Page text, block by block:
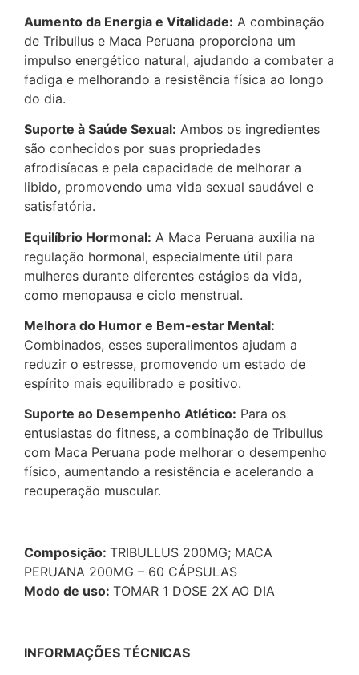
Aumento da Energia e Vitalidade: A combinação
de Tribullus e Maca Peruana proporciona um
impulso energético natural, ajudando a combater a
fadiga e melhorando a resistência física ao longo
do dia.
Suporte à Saúde Sexual: Ambos os ingredientes
são conhecidos por suas propriedades
afrodisíacas e pela capacidade de melhorar a
libido, promovendo uma vida sexual saudável e
satisfatória.
Equilíbrio Hormonal: A Maca Peruana auxilia na
regulação hormonal, especialmente útil para
mulheres durante diferentes estágios da vida,
como menopausa e ciclo menstrual.
Melhora do Humor e Bem-estar Mental:
Combinados, esses superalimentos ajudam a
reduzir o estresse, promovendo um estado de
espírito mais equilibrado e positivo.
Suporte ao Desempenho Atlético: Para os
entusiastas do fitness, a combinação de Tribullus
com Maca Peruana pode melhorar o desempenho
físico, aumentando a resistência e acelerando a
recuperação muscular.
Composição: TRIBULLUS 200MG; MACA
PERUANA 200MG – 60 CÁPSULAS
Modo de uso: TOMAR 1 DOSE 2X AO DIA
INFORMAÇÕES TÉCNICAS